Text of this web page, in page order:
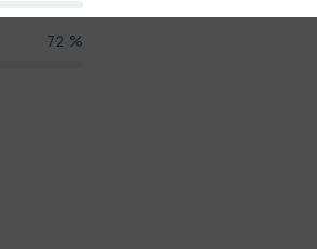
85 %